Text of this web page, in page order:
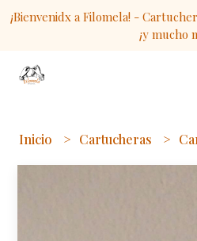
¡Bienvenidx a Filomela! -
¡y mucho
Inicio Cartucheras